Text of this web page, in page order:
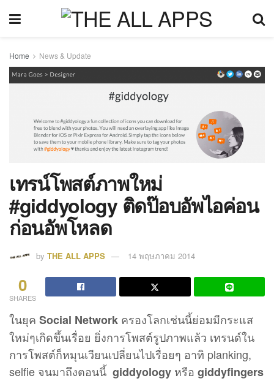
Home News & Update
เทรน์โพสต์ภาพใหม่
#giddyology ติดป๊อบอัพไอค่อน
ก่อนอัพโหลด
by THE ALL APPS 14 พฤษภาคม 2014
0
SHARES
ในยุค Social Network ครองโลกเช่นนี้ย่อมมีกระแส
ใหม่ๆเกิดขึ้นเรื่อย ยิ่งการโพสต์รูปภาพแล้ว เทรนด์ใน
การโพสต์ก็หมุนเวียนเปลี่ยนไปเรื่อยๆ อาทิ planking,
selfie จนมาถึงตอนนี้ giddyology หรือ giddyfingers